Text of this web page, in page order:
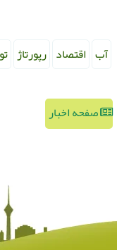
آب
اقتصاد رپورتاژ
صفحه اخبار